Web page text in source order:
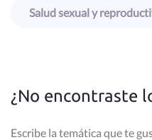
Salud sexual y
¿No encontraste
Escribe la temática que te